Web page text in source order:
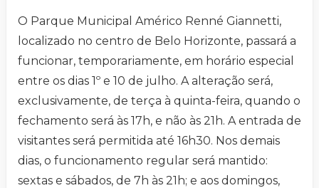
O Parque Municipal Américo Renné Giannetti,
localizado no centro de Belo Horizonte, passará a
funcionar, temporariamente, em horário especial
entre os dias 1º e 10 de julho. A alteração será,
exclusivamente, de terça à quinta-feira, quando o
fechamento será às 17h, e não às 21h. A entrada de
visitantes será permitida até 16h30. Nos demais
dias, o funcionamento regular será mantido:
sextas e sábados, de 7h às 21h; e aos domingos,